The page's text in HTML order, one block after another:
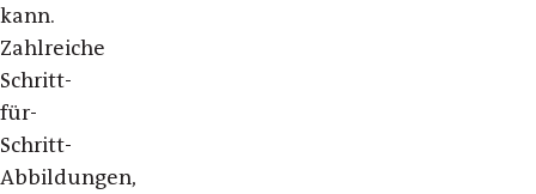
kann.
Zahlreiche
Schritt-
für-
Schritt-
Abbildungen,